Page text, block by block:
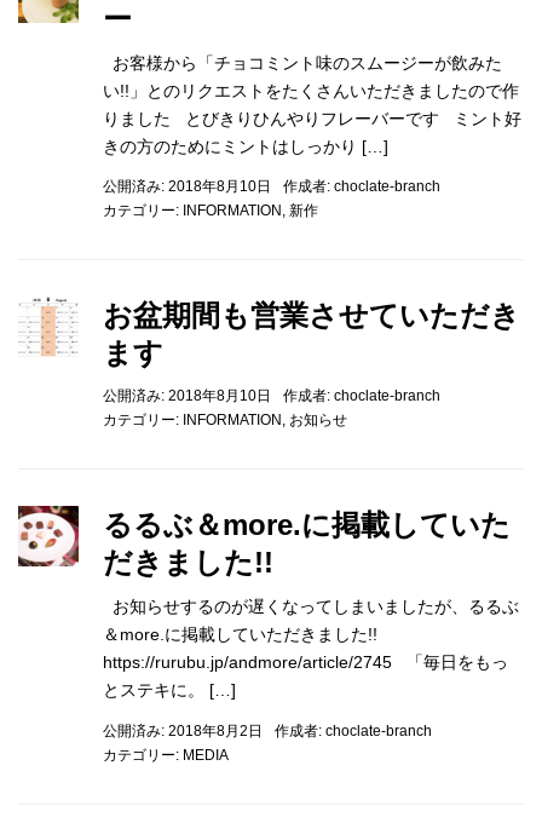
ー
お客様から「チョコミント味のスムージーが飲みた
い!!」とのリクエストをたくさんいただきましたので作
りました とびきりひんやりフレーバーです ミント好
きの方のためにミントはしっかり […]
公開済み: 2018年8月10日 作成者: choclate-branch
カテゴリー: INFORMATION , 新作
お盆期間も営業させていただき
ます
公開済み: 2018年8月10日 作成者: choclate-branch
カテゴリー: INFORMATION , お知らせ
るるぶ＆more.に掲載していた
だきました!!
お知らせするのが遅くなってしまいましたが、るるぶ
＆more.に掲載していただきました!!
https://rurubu.jp/andmore/article/2745 「毎日をもっ
とステキに。 […]
公開済み: 2018年8月2日 作成者: choclate-branch
カテゴリー: MEDIA